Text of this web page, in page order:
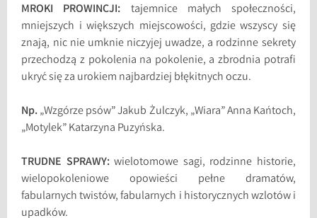
MROKI PROWINCJI: tajemnice małych społeczności,
mniejszych i większych miejscowości, gdzie wszyscy się
znają, nic nie umknie niczyjej uwadze, a rodzinne sekrety
przechodzą z pokolenia na pokolenie, a zbrodnia potrafi
ukryć się za urokiem najbardziej błękitnych oczu.
Np.„Wzgórze psów” Jakub Żulczyk, „Wiara” Anna Kańtoch,
„Motylek” Katarzyna Puzyńska.
TRUDNE SPRAWY:wielotomowe sagi, rodzinne historie,
wielopokoleniowe opowieści pełne dramatów,
fabularnych twistów, fabularnych i historycznych wzlotów i
upadków.